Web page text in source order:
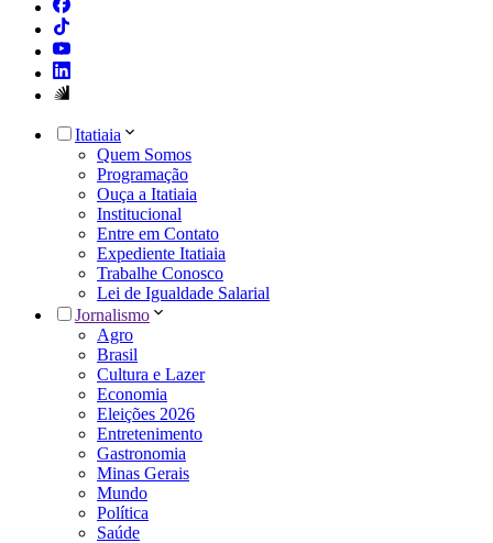
Itatiaia
Quem Somos
Programação
Ouça a Itatiaia
Institucional
Entre em Contato
Expediente Itatiaia
Trabalhe Conosco
Lei de Igualdade Salarial
Jornalismo
Agro
Brasil
Cultura e Lazer
Economia
Eleições 2026
Entretenimento
Gastronomia
Minas Gerais
Mundo
Política
Saúde